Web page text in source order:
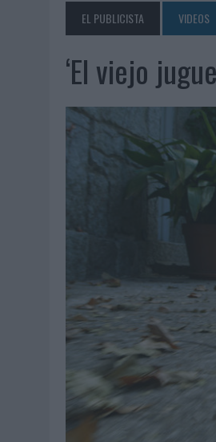
07/08/2026 | MG SPIRIT
07/08/2026
PATRÓN
07/08/2026
EL VERANO PONE
07/08/2026
VUELING
07/08/2026
CUANDO SE
06/08/2026
‘LA VUELTA’, DE
SIETE DE CADA
LA TELEVISIÓN
EL USO DE LA IA
SYSTEM1
06/08/2026
FRIGO Y UNIQLO
06/08/2026
|
LA IA ESTÁ
05/08/2026 | BEON
05/08/2026
FABRA
05/08/2026
| LOPESAN HOTELS
LUIS ARQUILLOS
EL PUBLICISTA VIDEOS
‘El viejo